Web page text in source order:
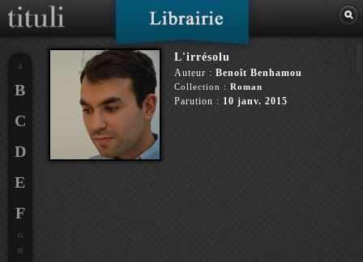
L'irrésolu
Auteur : Benoît Benhamou
Collection : Roman
Parution : 10 janv. 2015
A
B
C
D
E
F
G
H